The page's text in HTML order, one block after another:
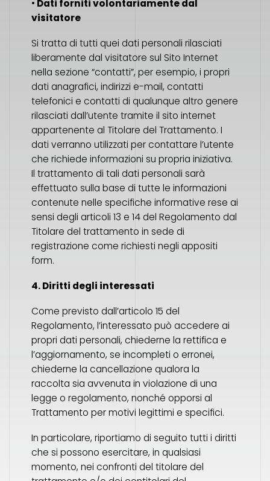
• Dati forniti volontariamente dal
visitatore
Si tratta di tutti quei dati personali rilasciati
liberamente dal visitatore sul Sito Internet
nella sezione “contatti”, per esempio, i propri
dati anagrafici, indirizzi e-mail, contatti
telefonici e contatti di qualunque altro genere
rilasciati dall’utente tramite il sito internet
appartenente al Titolare del Trattamento. I
dati verranno utilizzati per contattare l’utente
che richiede informazioni su propria iniziativa.
Il trattamento di tali dati personali sarà
effettuato sulla base di tutte le informazioni
contenute nelle specifiche informative rese ai
sensi degli articoli 13 e 14 del Regolamento dal
Titolare del trattamento in sede di
registrazione come richiesti negli appositi
form.
4. Diritti degli interessati
Come previsto dall’articolo 15 del
Regolamento, l’interessato può accedere ai
propri dati personali, chiederne la rettifica e
l’aggiornamento, se incompleti o erronei,
chiederne la cancellazione qualora la
raccolta sia avvenuta in violazione di una
legge o regolamento, nonché opporsi al
Trattamento per motivi legittimi e specifici.
In particolare, riportiamo di seguito tutti i diritti
che si possono esercitare, in qualsiasi
momento, nei confronti del titolare del